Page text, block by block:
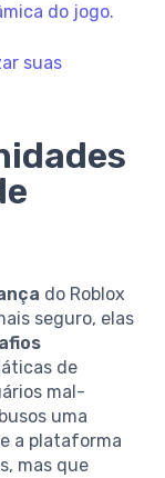
do jogo.
suas
do Roblox
seguro, elas
de
mal-
uma
a plataforma
mas que